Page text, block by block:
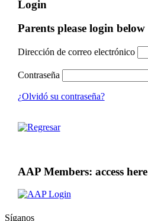
Login
Parents please login below
Dirección de correo electrónico
Contraseña
¿Olvidó su contraseña?
AAP Members: access here
Síganos